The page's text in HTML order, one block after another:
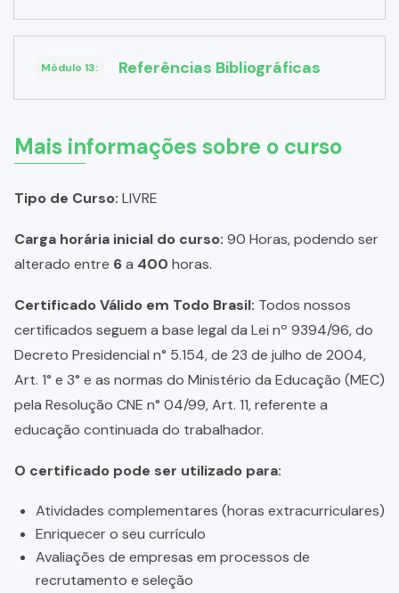
Módulo 13: Referências Bibliográficas
Mais informações sobre o curso
Tipo de Curso: LIVRE
Carga horária inicial do curso: 90 Horas, podendo ser
alterado entre 6a 400 horas.
Certificado Válido em Todo Brasil: Todos nossos
certificados seguem a base legal da Lei nº 9394/96, do
Decreto Presidencial n° 5.154, de 23 de julho de 2004,
Art. 1° e 3° e as normas do Ministério da Educação (MEC)
pela Resolução CNE n° 04/99, Art. 11, referente a
educação continuada do trabalhador.
O certificado pode ser utilizado para:
Atividades complementares (horas extracurriculares)
Enriquecer o seu currículo
Avaliações de empresas em processos de
recrutamento e seleção